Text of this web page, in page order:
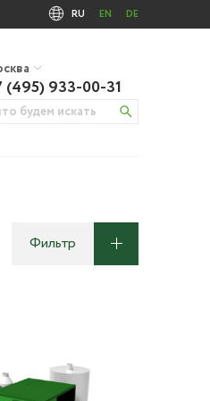
RU EN DE
(495) 933-00-31
Фильтр